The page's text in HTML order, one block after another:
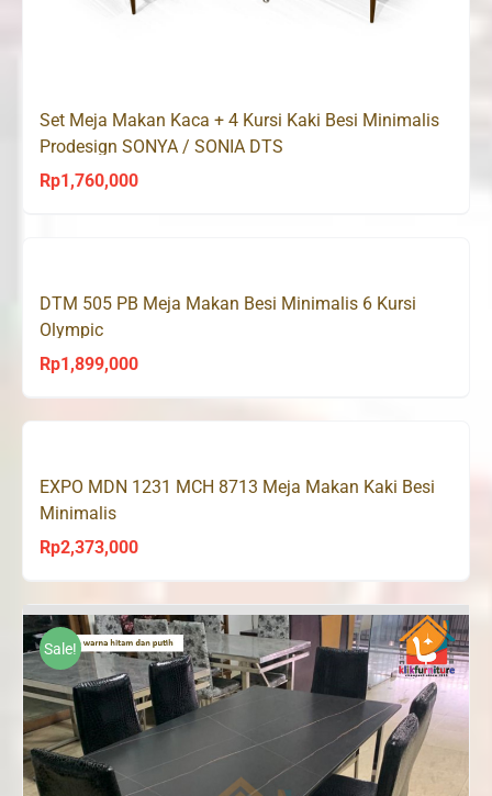
Set Meja Makan Kaca + 4 Kursi Kaki Besi Minimalis
Prodesign SONYA / SONIA DTS
Rp1,760,000
DTM 505 PB Meja Makan Besi Minimalis 6 Kursi
Olympic
Rp1,899,000
EXPO MDN 1231 MCH 8713 Meja Makan Kaki Besi
Minimalis
Rp2,373,000
Sale!